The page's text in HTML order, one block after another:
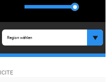
Region wählen